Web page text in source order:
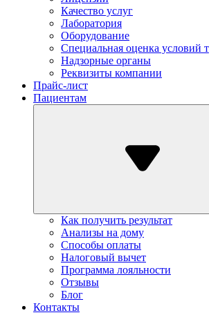
Качество услуг
Лаборатория
Оборудование
Специальная оценка условий
Надзорные органы
Реквизиты компании
Прайс-лист
Пациентам
Как получить результат
Анализы на дому
Способы оплаты
Налоговый вычет
Программа лояльности
Отзывы
Блог
Контакты